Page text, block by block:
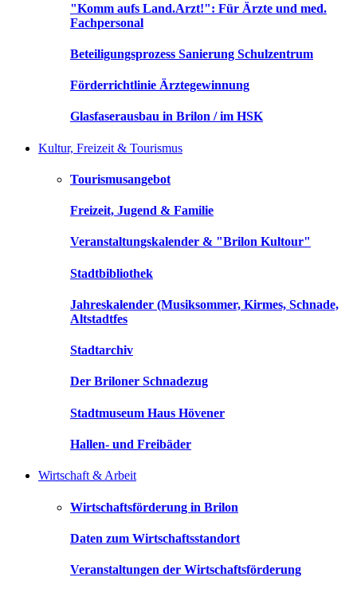
"Komm aufs Land.Arzt!": Für Ärzte und med.
Fachpersonal
Beteiligungsprozess Sanierung Schulzentrum
Förderrichtlinie Ärztegewinnung
Glasfaserausbau in Brilon / im HSK
Kultur, Freizeit & Tourismus
Tourismusangebot
Freizeit, Jugend & Familie
Veranstaltungskalender & "Brilon Kultour"
Stadtbibliothek
Jahreskalender (Musiksommer, Kirmes, Schnade,
Altstadtfes
Stadtarchiv
Der Briloner Schnadezug
Stadtmuseum Haus Hövener
Hallen- und Freibäder
Wirtschaft & Arbeit
Wirtschaftsförderung in Brilon
Daten zum Wirtschaftsstandort
Veranstaltungen der Wirtschaftsförderung